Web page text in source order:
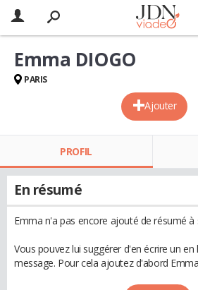
Ajouter
Emma DIOGO
PARIS
PROFIL
En résumé
Emma n'a pas encore ajouté de résumé à
Vous pouvez lui suggérer d'en écrire un en
message. Pour cela ajoutez d'abord